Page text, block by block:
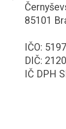
85101
IČO:
DIČ:
IČ DPH